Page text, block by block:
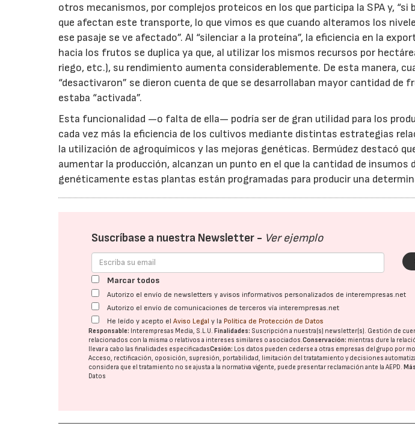
otros mecanismos, por complejos proteicos en los que participa la SPA y,
que afectan este transporte, lo que vimos es que cuando alteramos los
ese pasaje se ve afectado”. Al “silenciar a la proteína”, la eficiencia en la
hacia los frutos se duplica ya que, al utilizar los mismos recursos por
riego, etc.), su rendimiento aumenta considerablemente. De esta manera,
“desactivaron” se dieron cuenta de que se desarrollaban mayor cantidad de
estaba “activada”.
Esta funcionalidad —o falta de ella— podría ser de gran utilidad para los
cada vez más la eficiencia de los cultivos mediante distintas estrategias
la utilización de agroquímicos y las mejoras genéticas. Bermúdez destacó
aumentar la producción, alcanzan un punto en el que la cantidad de insumos
genéticamente estas plantas están programadas para producir una
Suscríbase a nuestra Newsletter - Ver ejemplo
Marcar todos
Autorizo el envío de newsletters y avisos informativos personalizados de interempresas.net
Autorizo el envío de comunicaciones de terceros vía interempresas.net
He leído y acepto elAviso Legal y la Política de Protección de Datos
Responsable: Interempresas Media, S.L.U.Finalidades: Suscripción a nuestra(s) newsletter(s). Gestión de
relacionados con la misma o relativos a intereses similares o asociados.Conservación: mientras dure la
llevar a cabo las finalidades especificadasCesión: Los datos pueden cederse a otras empresas del grupo por
Acceso, rectificación, oposición, supresión, portabilidad, limitación del tratatamiento y decisiones
considera que el tratamiento no se ajusta a la normativa vigente, puede presentar reclamación ante laAEPD.
Datos